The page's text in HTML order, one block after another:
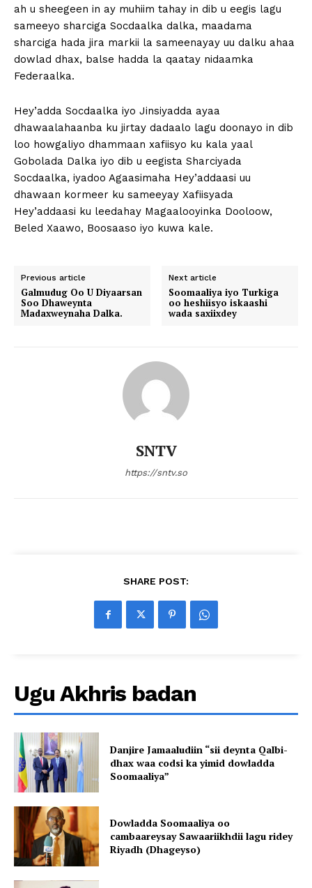
ah u sheegeen in ay muhiim tahay in dib u eegis lagu
sameeyo sharciga Socdaalka dalka, maadama
sharciga hada jira markii la sameenayay uu dalku ahaa
dowlad dhax, balse hadda la qaatay nidaamka
Federaalka.
Hey’adda Socdaalka iyo Jinsiyadda ayaa
dhawaalahaanba ku jirtay dadaalo lagu doonayo in dib
loo howgaliyo dhammaan xafiisyo ku kala yaal
Gobolada Dalka iyo dib u eegista Sharciyada
Socdaalka, iyadoo Agaasimaha Hey’addaasi uu
dhawaan kormeer ku sameeyay Xafiisyada
Hey’addaasi ku leedahay Magaalooyinka Dooloow,
Beled Xaawo, Boosaaso iyo kuwa kale.
Previous article
Galmudug Oo U Diyaarsan
Soo Dhaweynta
Madaxweynaha Dalka.
Next article
Soomaaliya iyo Turkiga
oo heshiisyo iskaashi
wada saxiixdey
SNTV
https://sntv.so
SHARE POST:
Ugu Akhris badan
Danjire Jamaaludiin “sii deynta Qalbi-
dhax waa codsi ka yimid dowladda
Soomaaliya”
Dowladda Soomaaliya oo
cambaareysay Sawaariikhdii lagu ridey
Riyadh (Dhageyso)